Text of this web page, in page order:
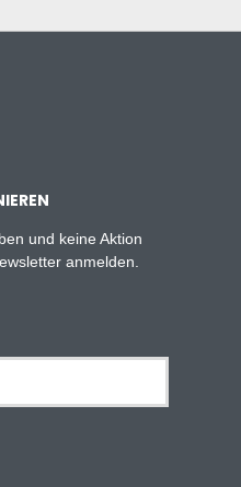
und keine Aktion
anmelden.